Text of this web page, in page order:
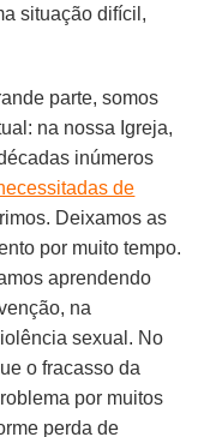
situação difícil,
parte, somos
na nossa Igreja,
inúmeros
de
Deixamos as
por muito tempo.
aprendendo
na
sexual. No
o fracasso da
por muitos
perda de